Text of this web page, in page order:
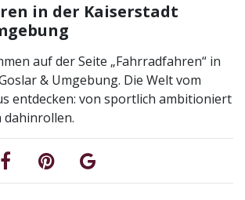
in der Kaiserstadt
auf der Seite „Fahrradfahren“ in
& Umgebung. Die Welt vom
entdecken: von sportlich ambitioniert
dahinrollen.